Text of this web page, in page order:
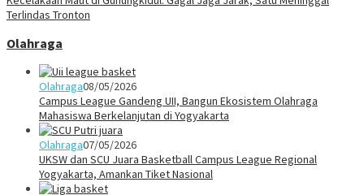
Terlindas Tronton
Olahraga
Olahraga08/05/2026
Campus League Gandeng UII, Bangun Ekosistem Olahraga
Mahasiswa Berkelanjutan di Yogyakarta
Olahraga07/05/2026
UKSW dan SCU Juara Basketball Campus League Regional
Yogyakarta, Amankan Tiket Nasional